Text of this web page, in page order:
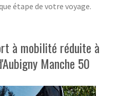
étape de votre voyage.
à mobilité réduite à
Manche 50